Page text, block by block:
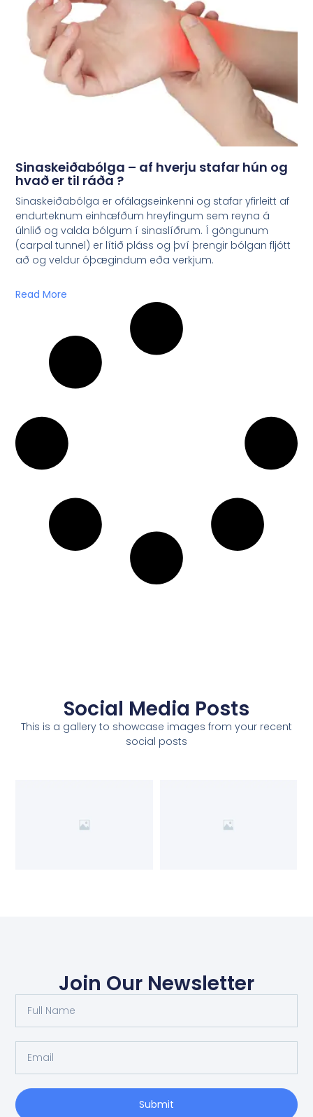
Sinaskeiðabólga – af hverju stafar hún og
hvað er til ráða ?
Sinaskeiðabólga er ofálagseinkenni og stafar yfirleitt af
endurteknum einhæfðum hreyfingum sem reyna á
úlnlið og valda bólgum í sinaslíðrum. Í göngunum
(carpal tunnel) er lítið pláss og því þrengir bólgan fljótt
að og veldur óþægindum eða verkjum.
Read More
Social Media Posts
This is a gallery to showcase images from your recent
social posts
Join Our Newsletter
Submit